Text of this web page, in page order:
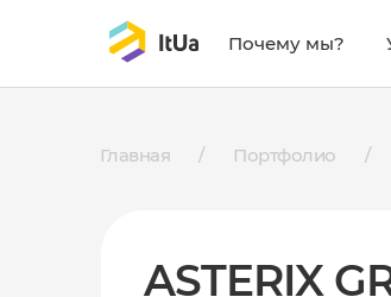
Почему мы?
Главная / Портфолио /
ASTERIX